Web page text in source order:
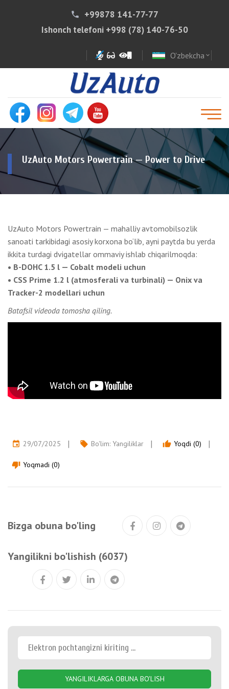
phone
+99878 141-77-77
Ishonch telefoni +998 (78) 140-76-50
O'zbekcha expand_more
UzAuto Motors Powertrain — Power to Drive
UzAuto Motors Powertrain — mahalliy avtomobilsozlik
sanoati tarkibidagi asosiy korxona bo‘lib, ayni paytda bu yerda
ikkita turdagi dvigatellar ommaviy ishlab chiqarilmoqda:
• B-DOHC 1.5 l — Cobalt modeli uchun
• CSS Prime 1.2 l (atmosferali va turbinali) — Onix va
Tracker-2 modellari uchun
Batafsil videoda tomosha qiling.
event 29/07/2025 local_offer Bo'lim: Yangiliklar thumb_up Yoqdi (0)
thumb_down Yoqmadi (0)
Bizga obuna bo'ling
Yangilikni bo'lishish (6037)
YANGILIKLARGA OBUNA BO'LISH